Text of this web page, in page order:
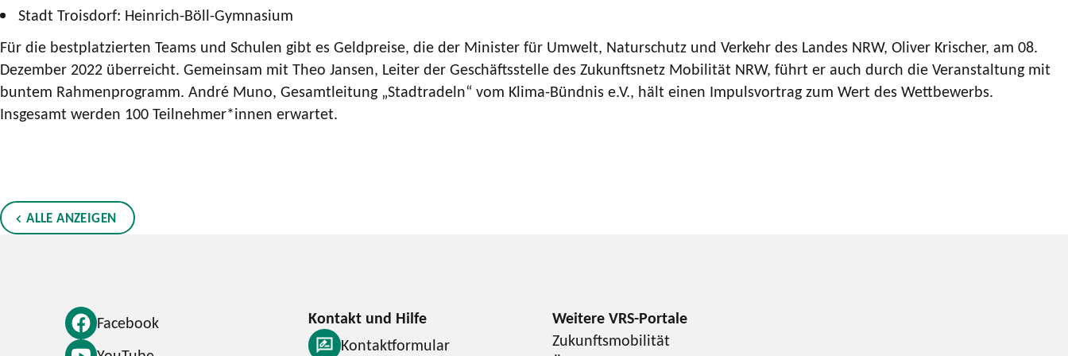
Stadt Troisdorf: Heinrich-Böll-Gymnasium
Für die bestplatzierten Teams und Schulen gibt es Geldpreise, die der Minister für Umwelt, Naturschutz und Verkehr des Landes NRW, Oliver Krischer, am 08.
Dezember 2022 überreicht. Gemeinsam mit Theo Jansen, Leiter der Geschäftsstelle des Zukunftsnetz Mobilität NRW, führt er auch durch die Veranstaltung mit
buntem Rahmenprogramm. André Muno, Gesamtleitung „Stadtradeln“ vom Klima-Bündnis e.V., hält einen Impulsvortrag zum Wert des Wettbewerbs.
Insgesamt werden 100 Teilnehmer*innen erwartet.
ALLE ANZEIGEN
Facebook
Kontaktformular
Zukunftsmobilität